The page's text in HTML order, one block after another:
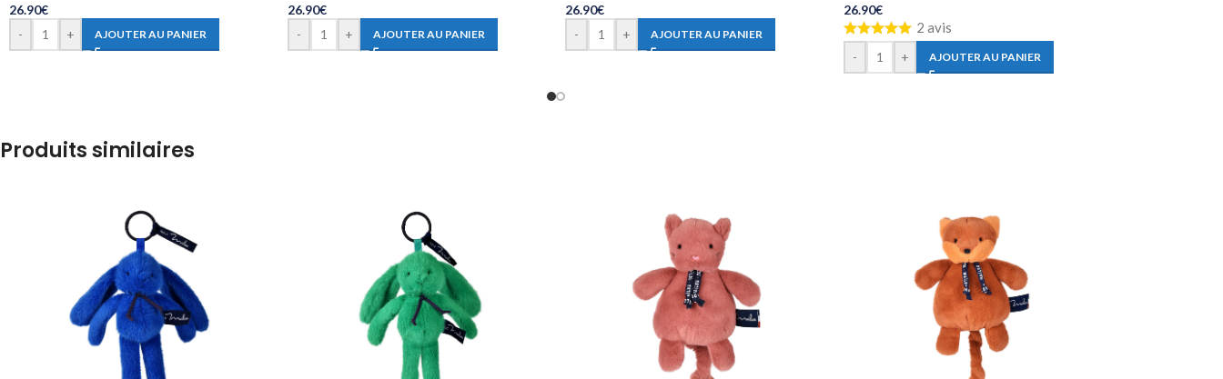
26.90€
-
+ AJOUTER AU PANIER
26.90€
-
+ AJOUTER AU PANIER
26.90€
-
+ AJOUTER AU PANIER
26.90€
2 avis
- + AJOUTER AU PANIER
Produits similaires